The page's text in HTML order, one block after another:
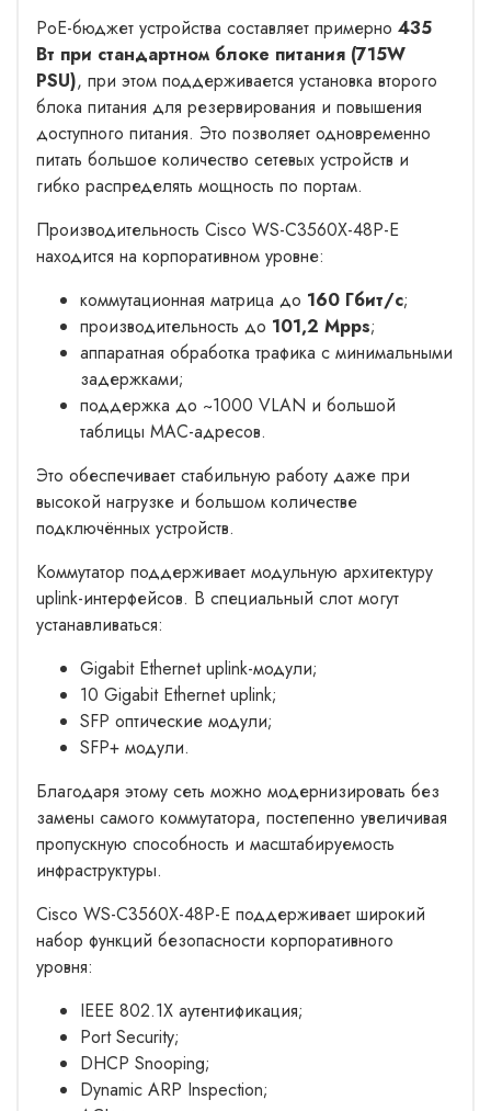
PoE-бюджет устройства составляет примерно 435
Вт при стандартном блоке питания (715W
PSU), при этом поддерживается установка второго
блока питания для резервирования и повышения
доступного питания. Это позволяет одновременно
питать большое количество сетевых устройств и
гибко распределять мощность по портам.
Производительность Cisco WS-C3560X-48P-E
находится на корпоративном уровне:
коммутационная матрица до 160 Гбит/с;
производительность до 101,2 Mpps;
аппаратная обработка трафика с минимальными
задержками;
поддержка до ~1000 VLAN и большой
таблицы MAC-адресов.
Это обеспечивает стабильную работу даже при
высокой нагрузке и большом количестве
подключённых устройств.
Коммутатор поддерживает модульную архитектуру
uplink-интерфейсов. В специальный слот могут
устанавливаться:
Gigabit Ethernet uplink-модули;
10 Gigabit Ethernet uplink;
SFP оптические модули;
SFP+ модули.
Благодаря этому сеть можно модернизировать без
замены самого коммутатора, постепенно увеличивая
пропускную способность и масштабируемость
инфраструктуры.
Cisco WS-C3560X-48P-E поддерживает широкий
набор функций безопасности корпоративного
уровня:
IEEE 802.1X аутентификация;
Port Security;
DHCP Snooping;
Dynamic ARP Inspection;